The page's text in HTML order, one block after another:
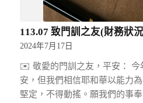
113.07 致門訓之友(財務狀
2024年7月17日
✉️ 敬愛的門訓之友，平安： 今
安，但我們相信耶和華以能力
堅定，不得動搖。願我們的事